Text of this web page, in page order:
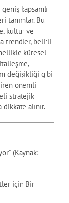
kapsamlı
tanımlar. Bu
kültür ve
trendler, belirli
küresel
değişikliği gibi
önemli
stratejik
alınır.
(Kaynak:
için Bir